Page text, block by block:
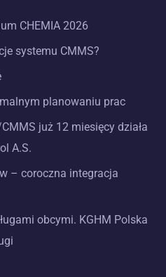
CHEMIA 2026
systemu CMMS?
planowaniu prac
już 12 miesięcy działa
A.S.
– coroczna integracja
obcymi. KGHM Polska